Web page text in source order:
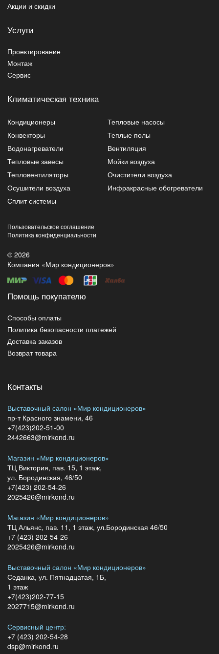
Акции и скидки
Услуги
Проектирование
Монтаж
Сервис
Климатическая техника
Кондиционеры
Тепловые насосы
Конвекторы
Теплые полы
Водонагреватели
Вентиляция
Тепловые завесы
Мойки воздуха
Тепловентиляторы
Очистители воздуха
Осушители воздуха
Инфракрасные обогреватели
Сплит системы
Пользовательское соглашение
Политика конфиденциальности
© 2026
Компания «Мир кондиционеров»
Помощь покупателю
Способы оплаты
Политика безопасности платежей
Доставка заказов
Возврат товара
Контакты
Выставочный салон «Мир кондиционеров»
пр-т Красного знамени, 46
+7(423)202-51-00
2442663@mirkond.ru
Магазин «Мир кондиционеров»
ТЦ Виктория, пав. 15, 1 этаж,
ул. Бородинская, 46/50
+7(423) 202-54-26
2025426@mirkond.ru
Магазин «Мир кондиционеров»
ТЦ Альянс, пав. 11, 1 этаж, ул.Бородинская 46/50
+7 (423) 202-54-26
2025426@mirkond.ru
Выставочный салон «Мир кондиционеров»
Седанка, ул. Пятнадцатая, 1Б,
1 этаж
+7(423)202-77-15
2027715@mirkond.ru
Сервисный центр:
+7 (423) 202-54-28
dsp@mirkond.ru